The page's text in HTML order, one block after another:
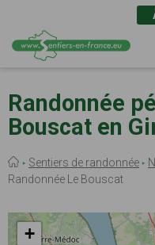
au
contenu
principal
Randonnée
Bouscat en
Fil
d'Ariane
Sentiers de randonnée
Randonnée Le Bouscat
+